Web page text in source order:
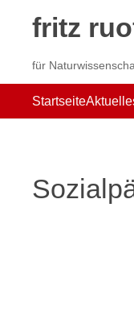
fritz
für
Startseite